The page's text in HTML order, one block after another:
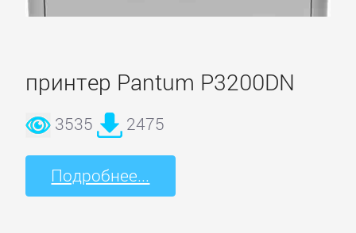
принтер Pantum P3200DN
3535 2475
Подробнее...
Kyocera
Mita
Lexmark